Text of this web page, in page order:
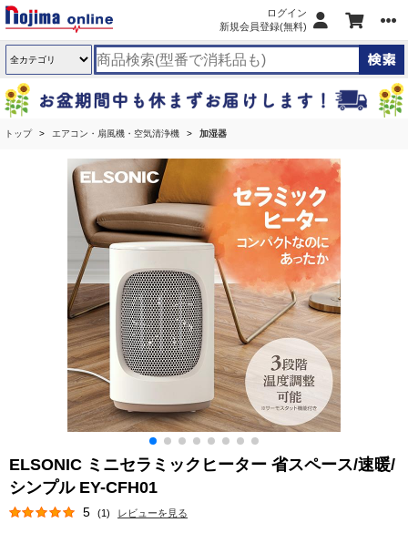
ログイン
新規会員登録(無料)
トップ エアコン・扇風機・空気清浄機 加湿器
ELSONIC ミニセラミックヒーター 省スペース/速暖/
シンプル EY-CFH01
5 (1) レビューを見る